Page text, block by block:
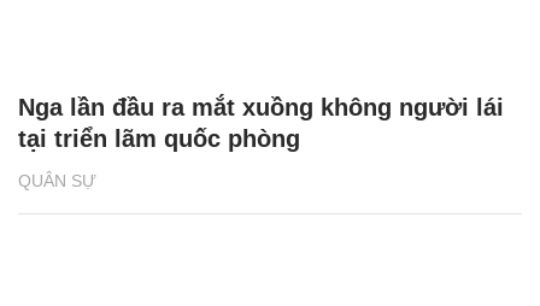
QUÂN SỰ
Nga lần đầu ra mắt xuồng không người lái
tại triển lãm quốc phòng